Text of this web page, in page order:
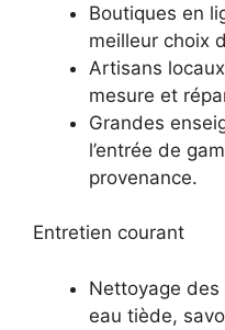
Boutiques en
meilleur choix
Artisans
mesure et
Grandes
l’entrée de
provenance.
Entretien courant
Nettoyage
eau tiède,